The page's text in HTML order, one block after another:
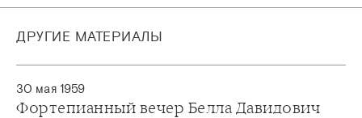
ДРУГИЕ МАТЕРИАЛЫ
30 мая 1959
Фортепианный вечер Белла Давидович